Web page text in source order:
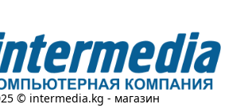
© intermedia.kg - магазин